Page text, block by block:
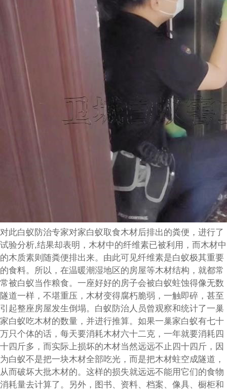
对此白蚁防治专家对家白蚁取食木材后排出的粪便，进行了
试验分析,结果却表明，木材中的纤维素已被利用，而木材中
的木质素则随粪便排出来。由此可见纤维素是白蚁极其重要
的食料。所以，在温暖潮湿地区的房屋等木材结构，就都常
常被白蚁当作粮食。一座好好的房子会被白蚁蛀蚀得像无数
隧道一样，不堪重压，木材变得腐朽脆弱，一触即碎，甚至
引起整座房屋发生倒塌。白蚁防治人员曾观察和统计了一巢
家白蚁吃木材的数量，并进行推算。如果一巢家白蚁有七十
万只个体的话，每天要消耗木材六十二克，一年就要消耗四
十四斤多，而实际上损坏的木材当然远远不止四十四斤，因
为白蚁不是把一块木材全部吃光，而是把木材蛀空成隧道，
从而破坏大批木材的。这样的损失就远远不能用它们的食物
消耗量去计算了。另外，图书、资料、档案、像具、橱柜和